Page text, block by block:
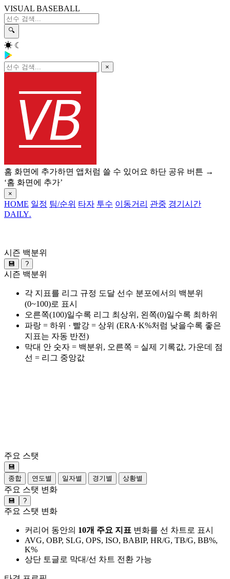
VISUAL BASEBALL
🔍
☀ ☾
×
홈 화면에 추가하면 앱처럼 쓸 수 있어요 하단 공유 버튼 →
‘홈 화면에 추가’
×
HOME 일정 팀/순위 타자 투수 이동거리 관중 경기시간
DAILY.
시즌 백분위
💾 ?
시즌 백분위
각 지표를 리그 규정 도달 선수 분포에서의 백분위
(0~100)로 표시
오른쪽(100)일수록 리그 최상위, 왼쪽(0)일수록 최하위
파랑 = 하위 · 빨강 = 상위 (ERA·K%처럼 낮을수록 좋은
지표는 자동 반전)
막대 안 숫자 = 백분위, 오른쪽 = 실제 기록값, 가운데 점
선 = 리그 중앙값
주요 스탯
💾
종합
연도별 일자별 경기별 상황별
주요 스탯 변화
💾 ?
주요 스탯 변화
커리어 동안의 10개 주요 지표 변화를 선 차트로 표시
AVG, OBP, SLG, OPS, ISO, BABIP, HR/G, TB/G, BB%,
K%
상단 토글로 막대/선 차트 전환 가능